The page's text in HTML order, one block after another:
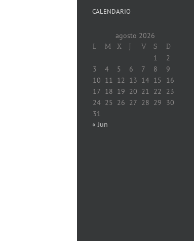
CALENDARIO
agosto 2026
L M X J V S D
1
2
3
4 5 6 7 8
9
10 11 12 13 14 15
16
17 18 19 20 21 22
23
24 25 26 27 28 29
30
31
« Jun